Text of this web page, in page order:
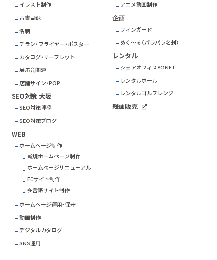
イラスト制作
古書目録
名刺
チラシ・フライヤー・ポスター
カタログ・リーフレット
展示会関連
店舗サイン・POP
SEO対策 大阪
SEO対策 事例
SEO対策ブログ
WEB
ホームページ制作
新規ホームページ制作
ホームページリニューアル
ECサイト制作
多言語サイト制作
ホームページ運用・保守
動画制作
デジタルカタログ
SNS運用
アニメ動画制作
企画
フィンガード
めく～る（パラパラ名刺）
レンタル
シェアオフィスYONET
レンタルホール
レンタルゴルフレンジ
絵画販売